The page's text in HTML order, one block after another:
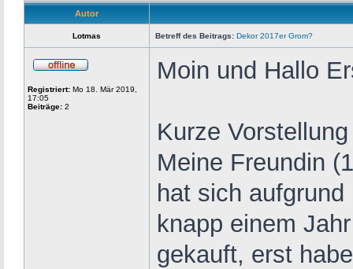
Autor
Lotmas Betreff des Beitrags: Dekor 2017er Grom?
Registriert: Mo 18. Mär 2019,
17:05
Beiträge: 2
Moin und Hallo
Kurze
Meine Freundin
hat sich
knapp einem
gekauft, erst